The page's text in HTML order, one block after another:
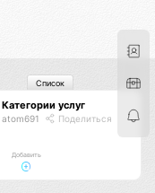
Категории услуг
atom691 Поделиться
Добавить
Список